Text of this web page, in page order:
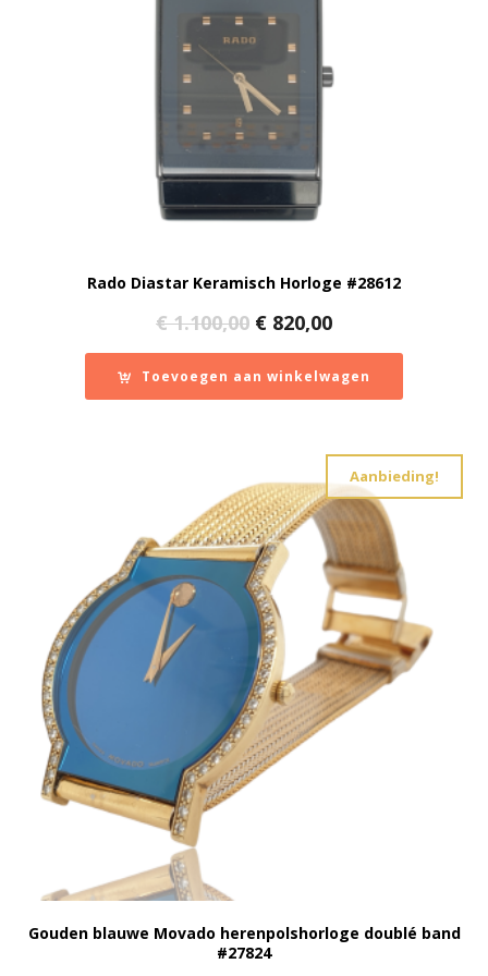
Rado Diastar Keramisch Horloge #28612
€1.100,00 Oorspronkelijke
prijs
was:
€ 1.100,00.
€ 820,00Huidige
prijs
is:
€ 820,00.
Toevoegen aan winkelwagen
Aanbieding!
Gouden blauwe Movado herenpolshorloge doublé band
#27824